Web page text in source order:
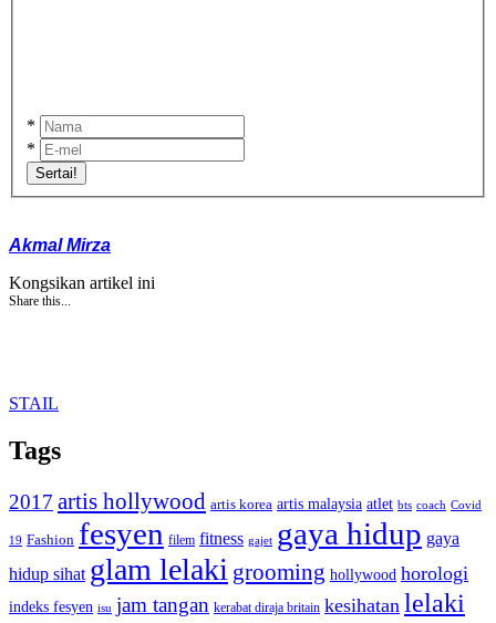
*
*
Sertai!
Akmal Mirza
Kongsikan artikel ini
Share this...
STAIL
Tags
2017 artis hollywood artis korea artis malaysia atlet bts coach Covid
19 Fashion fesyen filem fitness gajet gaya hidup gaya
hidup sihat glam lelaki grooming hollywood horologi
indeks fesyen isu jam tangan kerabat diraja britain kesihatan lelaki